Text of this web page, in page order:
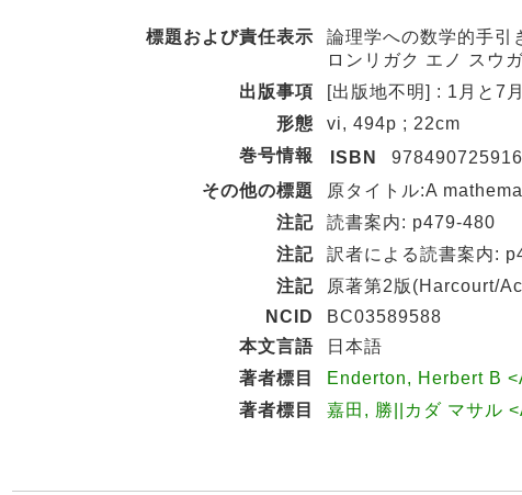
標題および責任表示
論理学への数学的手
ロンリガク エノ スウ
出版事項
[出版地不明] : 1月と7
形態
vi, 494p ; 22cm
巻号情報
ISBN
その他の標題
原タイトル:A
注記
読書案内: p479-480
注記
訳者による読書案内:
注記
原著第2版(Harcourt/
NCID
BC03589588
本文言語
日本語
著者標目
Enderton, Herbert B
著者標目
嘉田, 勝||カダ マサル